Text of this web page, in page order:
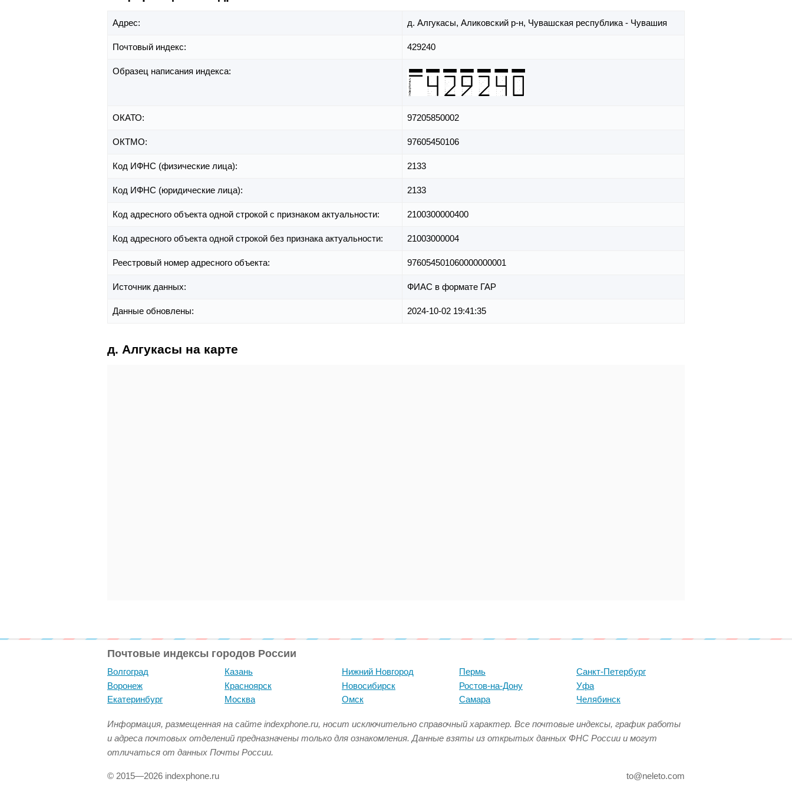
Адрес: д. Алгукасы, Аликовский р-н, Чувашская республика - Чувашия
Почтовый индекс: 429240
Образец написания индекса:
ОКАТО: 97205850002
ОКТМО: 97605450106
Код ИФНС (физические лица): 2133
Код ИФНС (юридические лица): 2133
Код адресного объекта одной строкой с признаком актуальности: 2100300000400
Код адресного объекта одной строкой без признака актуальности: 21003000004
Реестровый номер адресного объекта: 976054501060000000001
Источник данных: ФИАС в формате ГАР
Данные обновлены: 2024-10-02 19:41:35
д. Алгукасы на карте
Почтовые индексы городов России
Волгоград
Воронеж
Екатеринбург
Казань
Красноярск
Москва
Нижний Новгород
Новосибирск
Омск
Пермь
Ростов-на-Дону
Самара
Санкт-Петербург
Уфа
Челябинск
Информация, размещенная на сайте indexphone.ru, носит исключительно справочный характер. Все почтовые индексы, график работы
и адреса почтовых отделений предназначены только для ознакомления. Данные взяты из открытых данных ФНС России и могут
отличаться от данных Почты России.
© 2015—2026 indexphone.ru to@neleto.com